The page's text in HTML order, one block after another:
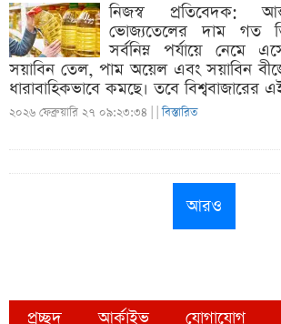
নিজস্ব প্রতিবেদক:
ভোজ্যতেলের দাম গত
সর্বনিম্ন পর্যায়ে নেমে
সয়াবিন তেল, পাম অয়েল এবং সয়াবিন
ধারাবাহিকভাবে কমছে। তবে বিশ্ববাজারের
২০২৬ ফেব্রুয়ারি ২৭ ০৯:২৩:৩৪ | |বিস্তারিত
আরও
প্রচ্ছদ আর্কাইভ যোগাযোগ